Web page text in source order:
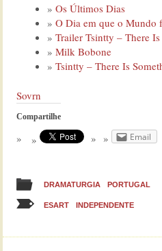
Os Últimos Dias
O Dia em que o Mundo
Trailer Tsintty – There
Milk Bobone
Tsintty – There Is
Sovrn
Compartilhe
Email
DRAMATURGIA PORTUGAL
ESART INDEPENDENTE